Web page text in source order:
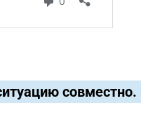
совместно.